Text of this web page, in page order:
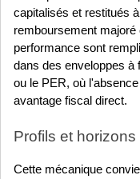
capitalisés et restitués
remboursement majoré
performance sont
dans des enveloppes à
ou le PER, où
avantage fiscal direct.
Profils et
Cette mécanique